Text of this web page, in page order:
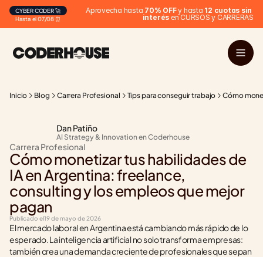
Hasta el 07/08 ⏰
CYBER CODER 🚀 Aprovecha hasta 70% OFF y hasta 12 cuotas sin
interés en CURSOS y CARRERAS
Inicio Blog Carrera Profesional Tips para conseguir trabajo Cómo
Dan Patiño
AI Strategy & Innovation en Coderhouse
Carrera Profesional
Cómo monetizar tus habilidades de
IA en Argentina: freelance,
consulting y los empleos que mejor
pagan
Publicado el19 de mayo de 2026
El mercado laboral en Argentina está cambiando más rápido de lo
esperado. La inteligencia artificial no solo transforma empresas:
también crea una demanda creciente de profesionales que sepan